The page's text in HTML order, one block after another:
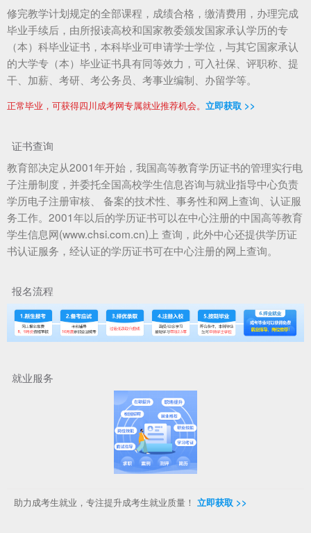
修完教学计划规定的全部课程，成绩合格，缴清费用，办理完成
毕业手续后，由所报读高校和国家教委颁发国家承认学历的专
（本）科毕业证书，本科毕业可申请学士学位，与其它国家承认
的大学专（本）毕业证书具有同等效力，可入社保、评职称、提
干、加薪、考研、考公务员、考事业编制、办留学等。
正常毕业，可获得四川成考网专属就业推荐机会。 立即获取 >>
证书查询
教育部决定从2001年开始，我国高等教育学历证书的管理实行电
子注册制度，并委托全国高校学生信息咨询与就业指导中心负责
学历电子注册审核、 备案的技术性、事务性和网上查询、认证服
务工作。2001年以后的学历证书可以在中心注册的中国高等教育
学生信息网(www.chsi.com.cn)上 查询，此外中心还提供学历证
书认证服务，经认证的学历证书可在中心注册的网上查询。
报名流程
就业服务
助力成考生就业，专注提升成考生就业质量！ 立即获取 >>